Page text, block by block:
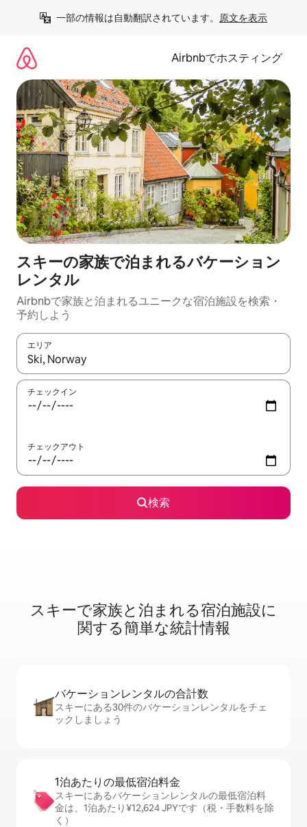
一部の情報は自動翻訳されています。 原文を表示
Airbnbでホスティング
スキーの家族で泊まれるバケーション
レンタル
Airbnbで家族と泊まれるユニークな宿泊施設を検索・
予約しよう
エリア
検索結果が表示されたら、上下の矢印キーを使って移動するか
チェックイン
チェックアウト
検索
スキーで家⁠族⁠と泊⁠ま⁠れ⁠る宿⁠泊⁠施⁠設⁠に
関⁠す⁠る簡⁠単⁠な統⁠計⁠情⁠報
バケーションレ⁠ン⁠タ⁠ル⁠の合⁠計⁠数
スキーにある30件のバケーションレンタルをチェ
ックしましょう
1泊あたりの最⁠低⁠宿⁠泊⁠料⁠金
スキーにあるバケーションレンタルの最低宿泊料
金は、1泊あたり¥12,624 JPYです（税・手数料を除
く）